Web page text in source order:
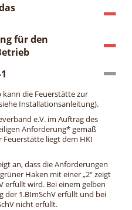
für den
die Feuerstätte zur
Installationsanleitung).
e.V. im Auftrag des
Anforderung* gemäß
Feuerstätte liegt dem HKI
an, dass die Anforderungen
Haken mit einer „2“ zeigt
erfüllt wird. Bei einem gelben
der 1.BImSchV erfüllt und bei
nicht erfüllt.